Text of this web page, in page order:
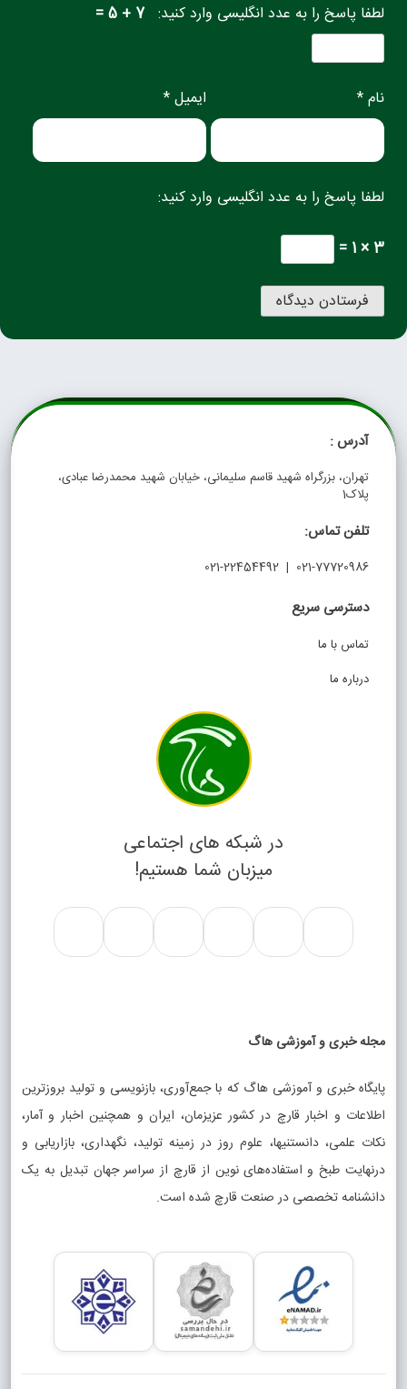
لطفا پاسخ را به عدد انگلیسی وارد کنید: 7 + 5 =
نام * ایمیل *
لطفا پاسخ را به عدد انگلیسی وارد کنید:
3 × 1 =
آدرس :
تهران، بزرگراه شهید قاسم سلیمانی، خیابان شهید محمدرضا عبادی،
پلاک1
تلفن تماس:
021-77720986 | 021-22454492
دسترسی سریع
تماس با ما
درباره ما
در شبکه های اجتماعی
میزبان شما هستیم!
مجله خبری و آموزشی هاگ
پایگاه خبری و آموزشی هاگ که با جمع‌آوری، بازنویسی و تولید بروزترین
اطلاعات و اخبار قارچ در کشور عزیزمان، ایران و همچنین اخبار و آمار،
نکات علمی، دانستنیها، علوم روز در زمینه تولید، نگهداری، بازاریابی و
درنهایت طبخ و استفاده‌های نوین از قارچ از سراسر جهان تبدیل به یک
دانشنامه تخصصی در صنعت قارچ شده است.